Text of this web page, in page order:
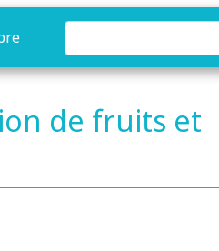
de fruits et